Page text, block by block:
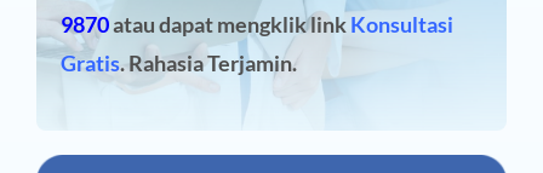
9870atau dapat mengklik linkKonsultasi
Gratis. Rahasia Terjamin.